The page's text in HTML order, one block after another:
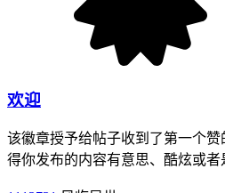
欢迎
该徽章授予给帖子收到了第一个
得你发布的内容有意思、酷炫或者